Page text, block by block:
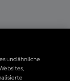
und ähnliche